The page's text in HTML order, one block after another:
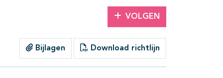
VOLGEN
Bijlagen Download richtlijn